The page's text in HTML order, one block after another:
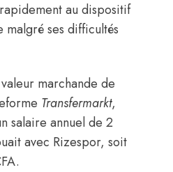
au dispositif
ses difficultés
marchande de
Transfermarkt,
salaire annuel de 2
avec Rizespor, soit